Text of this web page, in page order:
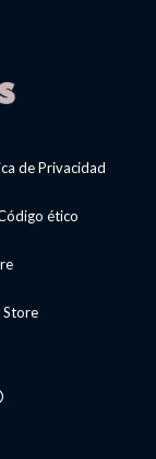
de Privacidad
ético
Store